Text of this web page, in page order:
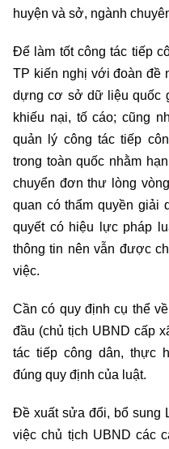
huyện và sở, ngành
Để làm tốt công tác tiếp
TP kiến nghị với đoàn đề
dựng cơ sở dữ liệu quốc
khiếu nại, tố cáo; cũng
quản lý công tác tiếp
trong toàn quốc nhằm
chuyển đơn thư lòng
quan có thẩm quyền giải
quyết có hiệu lực pháp
thông tin nên vẫn được
việc.
Cần có quy định cụ thể
đầu (chủ tịch UBND cấp
tác tiếp công dân, thực
đúng quy định của luật.
Đề xuất sửa đổi, bổ sung
việc chủ tịch UBND các